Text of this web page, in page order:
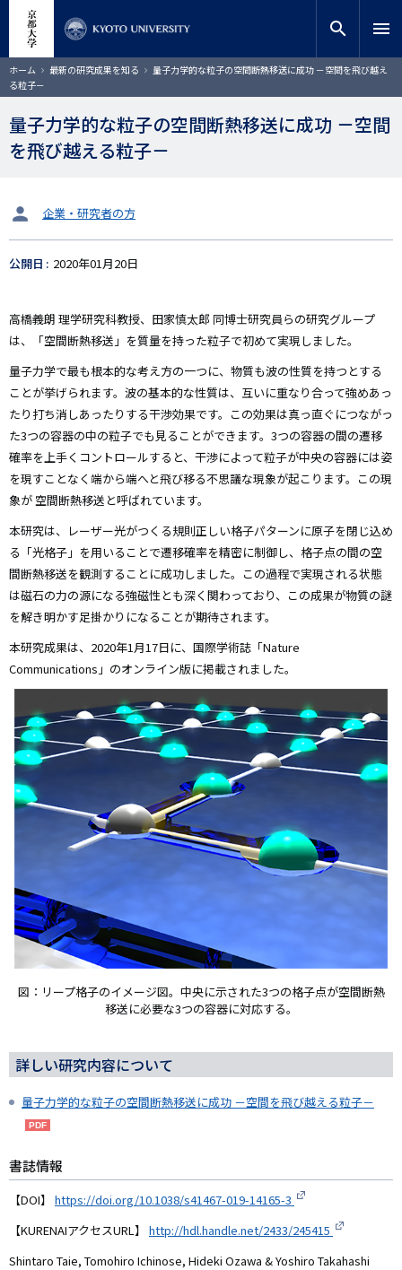
コ
ン
テ
ツ
に
サイト内検索
検索
search menu
ホーム 最新の研究成果を知る
量子力学的な粒子の空間断熱移送に成功 －空間を飛び越え
る粒子－
量子力学的な粒子の空間断熱移送に成功 －空間
を飛び越える粒子－
タ
ッ
企業・研究者の方
公開日 2020年01月20日
高橋義朗 理学研究科教授、田家慎太郎 同博士研究員らの研究グループ
は、「空間断熱移送」を質量を持った粒子で初めて実現しました。
量子力学で最も根本的な考え方の一つに、物質も波の性質を持つとする
ことが挙げられます。波の基本的な性質は、互いに重なり合って強めあっ
たり打ち消しあったりする干渉効果です。この効果は真っ直ぐにつながっ
た3つの容器の中の粒子でも見ることができます。3つの容器の間の遷移
確率を上手くコントロールすると、干渉によって粒子が中央の容器には姿
を現すことなく端から端へと飛び移る不思議な現象が起こります。この現
象が空間断熱移送と呼ばれています。
本研究は、レーザー光がつくる規則正しい格子パターンに原子を閉じ込め
る「光格子」を用いることで遷移確率を精密に制御し、格子点の間の空
間断熱移送を観測することに成功しました。この過程で実現される状態
は磁石の力の源になる強磁性とも深く関わっており、この成果が物質の謎
を解き明かす足掛かりになることが期待されます。
本研究成果は、2020年1月17日に、国際学術誌「Nature
Communications」のオンライン版に掲載されました。
図：リープ格子のイメージ図。中央に示された3つの格子点が空間断熱
移送に必要な3つの容器に対応する。
詳しい研究内容について
量子力学的な粒子の空間断熱移送に成功 －空間を飛び越える粒子－
書誌情報
【DOI】 https://doi.org/10.1038/s41467-019-14165-3
【KURENAIアクセスURL】 http://hdl.handle.net/2433/245415
Shintaro Taie, Tomohiro Ichinose, Hideki Ozawa & Yoshiro Takahashi